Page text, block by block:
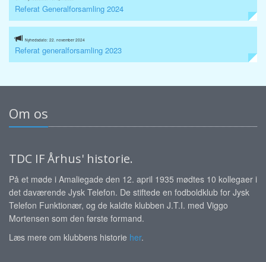
Referat Generalforsamling 2024
Nyhedsdato: 22. november 2024
Referat generalforsamling 2023
Om os
TDC IF Århus' historie.
På et møde i Amaliegade den 12. april 1935 mødtes 10 kollegaer i
det daværende Jysk Telefon. De stiftede en fodboldklub for Jysk
Telefon Funktionær, og de kaldte klubben J.T.I. med Viggo
Mortensen som den første formand.
Læs mere om klubbens historie her.